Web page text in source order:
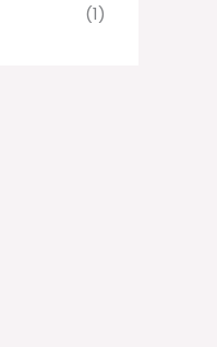
(1)